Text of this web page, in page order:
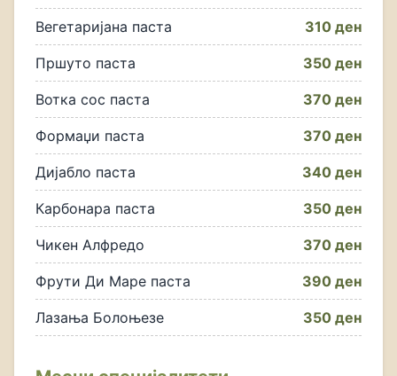
Вегетаријана паста 310 ден
Пршуто паста 350 ден
Вотка сос паста 370 ден
Формаџи паста 370 ден
Дијабло паста 340 ден
Карбонара паста 350 ден
Чикен Алфредо 370 ден
Фрути Ди Маре паста 390 ден
Лазања Болоњезе 350 ден